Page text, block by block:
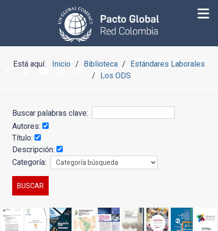
Está aquí: Inicio Biblioteca
Estándares Laborales
Los ODS
Buscar palabras clave:
Autores:
Título:
Descripción:
Categoría: